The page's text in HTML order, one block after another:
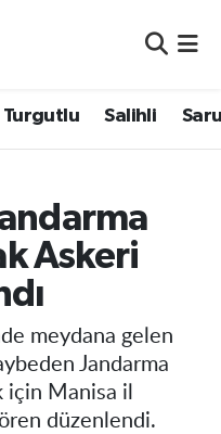
Turgutlu Salihli
Askeri
meydana gelen
Jandarma
için Manisa il
düzenlendi.
Fikstür